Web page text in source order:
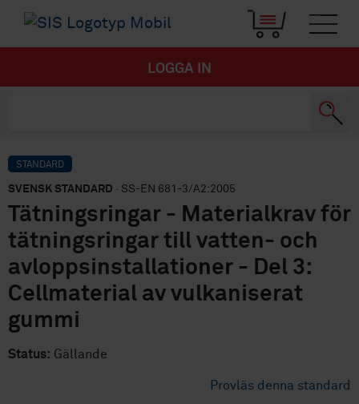
LOGGA IN
STANDARD
SVENSK STANDARD · SS-EN 681-3/A2:2005
Tätningsringar - Materialkrav för
tätningsringar till vatten- och
avloppsinstallationer - Del 3:
Cellmaterial av vulkaniserat
gummi
Status: Gällande
Provläs denna standard